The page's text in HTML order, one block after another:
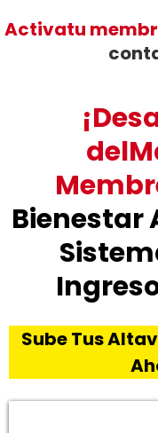
Activatu
Bienestar
Sube Tus